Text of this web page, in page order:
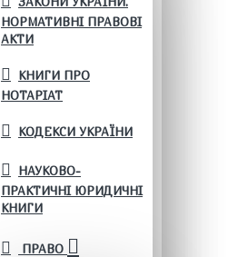
НОРМАТИВНІ ПРАВОВІ
АКТИ
КНИГИ ПРО
НОТАРІАТ
КОДЕКСИ УКРАЇНИ
НАУКОВО-
ПРАКТИЧНІ ЮРИДИЧНІ
КНИГИ
ПРАВО